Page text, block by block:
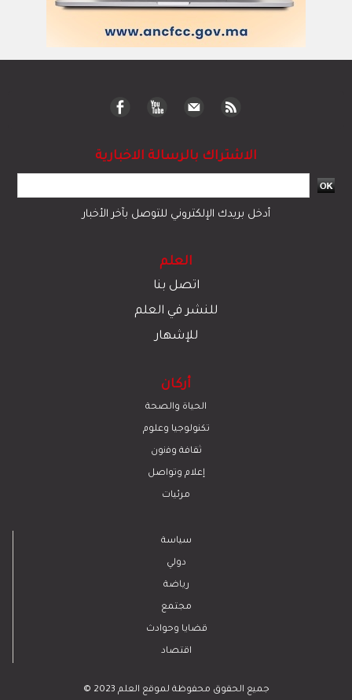
الاشتراك بالرسالة الاخبارية
أدخل بريدك الإلكتروني للتوصل بآخر الأخبار
العلم
اتصل بنا
للنشر في العلم
للإشهار
أركان
الحياة والصحة
تكنولوجيا وعلوم
ﺛﻘﺎﻓﺔ وﻓﻧون
إعلام وتواصل
مرئيات
سياسة
دولي
رياضة
مجتمع
قضايا وحوادث
اقتصاد
© 2023 جميع الحقوق محفوظة لموقع العلم